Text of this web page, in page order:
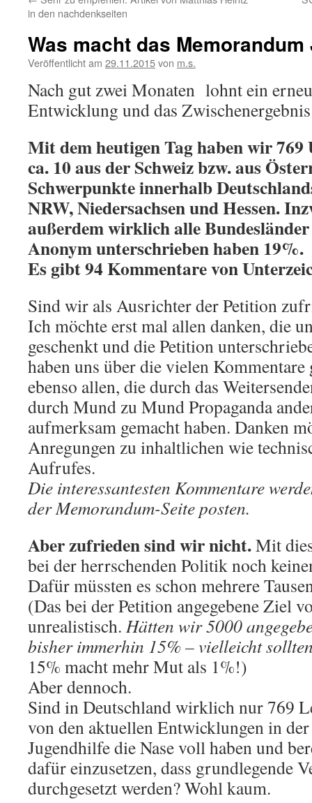
in den nachdenkseiten
Was macht das
Veröffentlicht am 29.11.2015von m.s.
Nach gut zwei Monaten lohnt ein
Entwicklung und das
Mit dem heutigen Tag haben wir
ca. 10 aus der Schweiz bzw. aus
Schwerpunkte innerhalb
NRW, Niedersachsen und Hessen.
außerdem wirklich alle Bundesländer
Anonym unterschrieben haben 19%.
Es gibt 94 Kommentare von
Sind wir als Ausrichter der Petition
Ich möchte erst mal allen danken, die
geschenkt und die Petition
haben uns über die vielen
ebenso allen, die durch das
durch Mund zu Mund Propaganda
aufmerksam gemacht haben. Danken
Anregungen zu inhaltlichen wie
Aufrufes.
Die interessantesten Kommentare
der Memorandum-Seite posten.
Aber zufrieden sind wir nicht.Mit
bei der herrschenden Politik noch
Dafür müssten es schon mehrere
(Das bei der Petition angegebene Ziel
unrealistisch. Hätten wir 5000
bisher immerhin 15% – vielleicht
15% macht mehr Mut als 1%!)
Aber dennoch.
Sind in Deutschland wirklich nur 769
von den aktuellen Entwicklungen in
Jugendhilfe die Nase voll haben und
dafür einzusetzen, dass grundlegende
durchgesetzt werden? Wohl kaum.